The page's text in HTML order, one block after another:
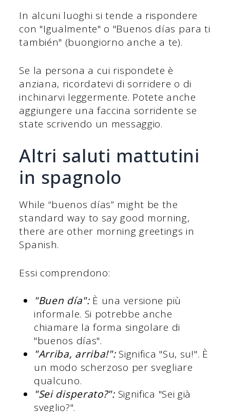
In alcuni luoghi si tende a rispondere
con "Igualmente" o "Buenos días para ti
también" (buongiorno anche a te).
Se la persona a cui rispondete è
anziana, ricordatevi di sorridere o di
inchinarvi leggermente. Potete anche
aggiungere una faccina sorridente se
state scrivendo un messaggio.
Altri saluti mattutini
in spagnolo
While “buenos días” might be the
standard way to say good morning,
there are other morning greetings in
Spanish.
Essi comprendono:
"Buen día": È una versione più
informale. Si potrebbe anche
chiamare la forma singolare di
"buenos días".
"Arriba, arriba!": Significa "Su, su!". È
un modo scherzoso per svegliare
qualcuno.
"Sei disperato?": Significa "Sei già
sveglio?".